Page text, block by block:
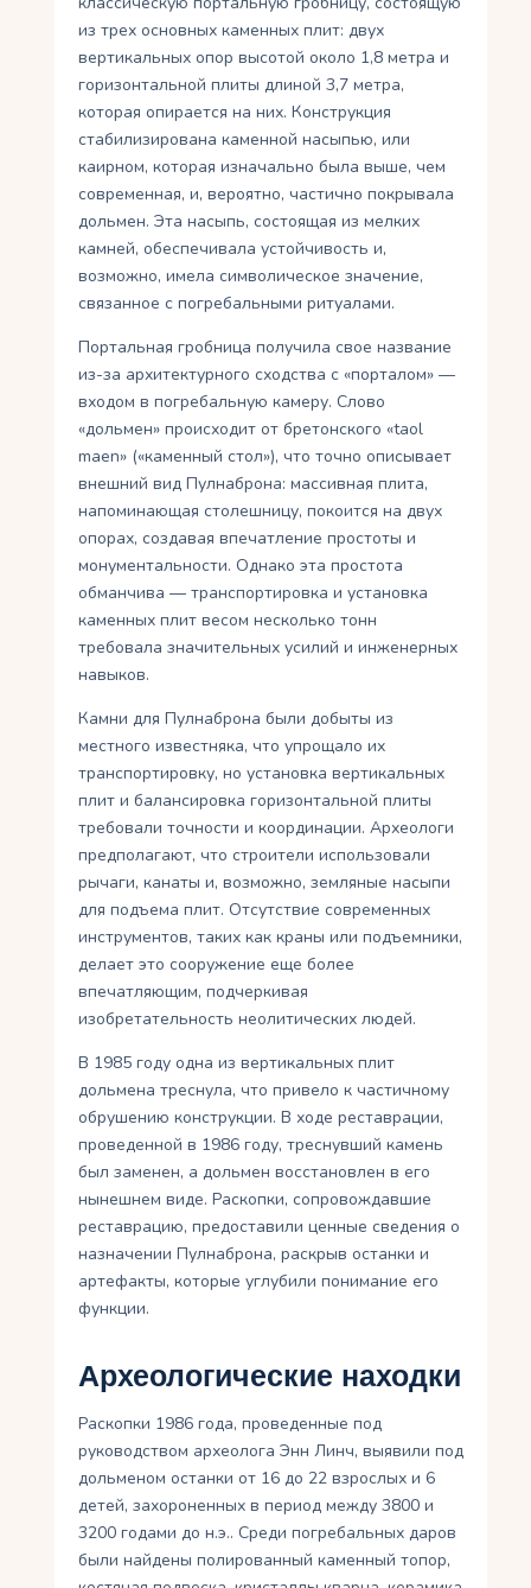
из трех основных каменных плит: двух
вертикальных опор высотой около 1,8 метра и
горизонтальной плиты длиной 3,7 метра,
которая опирается на них. Конструкция
стабилизирована каменной насыпью, или
каирном, которая изначально была выше, чем
современная, и, вероятно, частично покрывала
дольмен. Эта насыпь, состоящая из мелких
камней, обеспечивала устойчивость и,
возможно, имела символическое значение,
связанное с погребальными ритуалами.
Портальная гробница получила свое название
из-за архитектурного сходства с «порталом» —
входом в погребальную камеру. Слово
«дольмен» происходит от бретонского «taol
maen» («каменный стол»), что точно описывает
внешний вид Пулнаброна: массивная плита,
напоминающая столешницу, покоится на двух
опорах, создавая впечатление простоты и
монументальности. Однако эта простота
обманчива — транспортировка и установка
каменных плит весом несколько тонн
требовала значительных усилий и инженерных
навыков.
Камни для Пулнаброна были добыты из
местного известняка, что упрощало их
транспортировку, но установка вертикальных
плит и балансировка горизонтальной плиты
требовали точности и координации. Археологи
предполагают, что строители использовали
рычаги, канаты и, возможно, земляные насыпи
для подъема плит. Отсутствие современных
инструментов, таких как краны или подъемники,
делает это сооружение еще более
впечатляющим, подчеркивая
изобретательность неолитических людей.
В 1985 году одна из вертикальных плит
дольмена треснула, что привело к частичному
обрушению конструкции. В ходе реставрации,
проведенной в 1986 году, треснувший камень
был заменен, а дольмен восстановлен в его
нынешнем виде. Раскопки, сопровождавшие
реставрацию, предоставили ценные сведения о
назначении Пулнаброна, раскрыв останки и
артефакты, которые углубили понимание его
функции.
Археологические находки
Раскопки 1986 года, проведенные под
руководством археолога Энн Линч, выявили под
дольменом останки от 16 до 22 взрослых и 6
детей, захороненных в период между 3800 и
3200 годами до н.э.. Среди погребальных даров
были найдены полированный каменный топор,